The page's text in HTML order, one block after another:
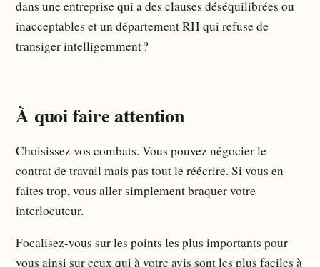
dans une entreprise qui a des clauses déséquilibrées ou
inacceptables et un département RH qui refuse de
transiger intelligemment ?
À quoi faire attention
Choisissez vos combats. Vous pouvez négocier le
contrat de travail mais pas tout le réécrire. Si vous en
faites trop, vous aller simplement braquer votre
interlocuteur.
Focalisez-vous sur les points les plus importants pour
vous ainsi sur ceux qui à votre avis sont les plus faciles à